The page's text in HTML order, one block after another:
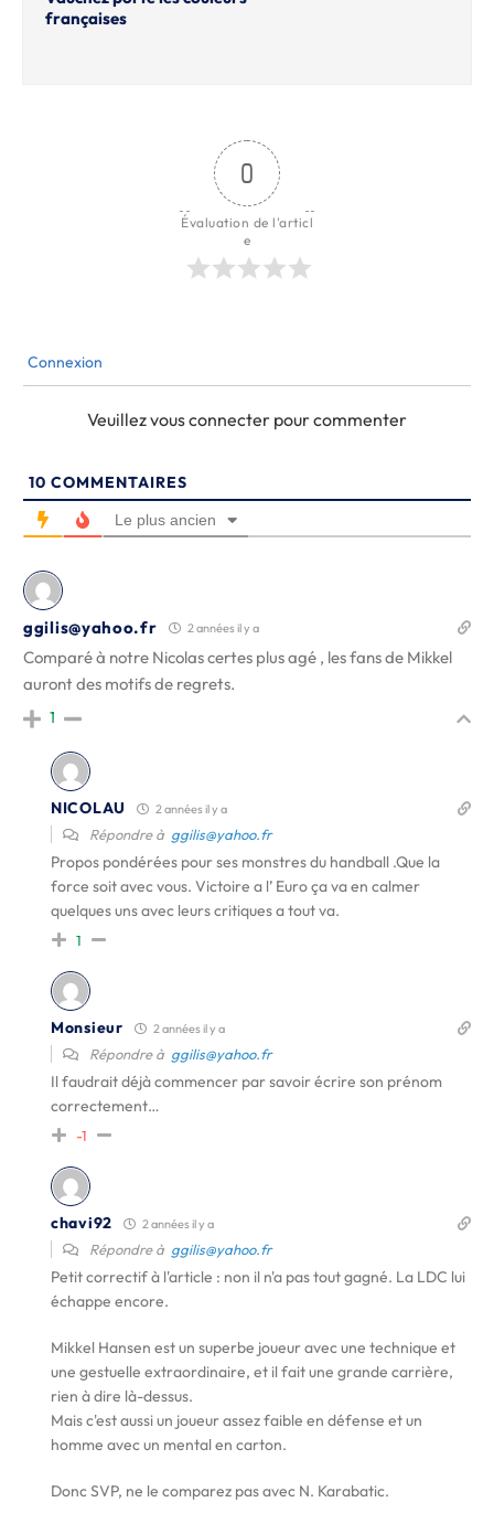
françaises
0
Évaluation de l'articl
e
Connexion
Veuillez vous connecter pour commenter
10 COMMENTAIRES
Le plus ancien
ggilis@yahoo.fr 2 années il y a
Comparé à notre Nicolas certes plus agé , les fans de Mikkel
auront des motifs de regrets.
1
NICOLAU 2 années il y a
Répondre à ggilis@yahoo.fr
Propos pondérées pour ses monstres du handball .Que la
force soit avec vous. Victoire a l’ Euro ça va en calmer
quelques uns avec leurs critiques a tout va.
1
Monsieur 2 années il y a
Répondre à ggilis@yahoo.fr
Il faudrait déjà commencer par savoir écrire son prénom
correctement…
-1
chavi92 2 années il y a
Répondre à ggilis@yahoo.fr
Petit correctif à l'article : non il n'a pas tout gagné. La LDC lui
échappe encore.
Mikkel Hansen est un superbe joueur avec une technique et
une gestuelle extraordinaire, et il fait une grande carrière,
rien à dire là-dessus.
Mais c'est aussi un joueur assez faible en défense et un
homme avec un mental en carton.
Donc SVP, ne le comparez pas avec N. Karabatic.